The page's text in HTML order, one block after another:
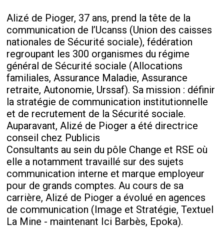
Alizé de Pioger, 37 ans, prend la tête de la
communication de l’Ucanss (Union des caisses
nationales de Sécurité sociale), fédération
regroupant les 300 organismes du régime
général de Sécurité sociale (Allocations
familiales, Assurance Maladie, Assurance
retraite, Autonomie, Urssaf). Sa mission : définir
la stratégie de communication institutionnelle
et de recrutement de la Sécurité sociale.
Auparavant, Alizé de Pioger a été directrice
conseil chez Publicis
Consultants au sein du pôle Change et RSE où
elle a notamment travaillé sur des sujets
communication interne et marque employeur
pour de grands comptes. Au cours de sa
carrière, Alizé de Pioger a évolué en agences
de communication (Image et Stratégie, Textuel
La Mine - maintenant Ici Barbès, Epoka).